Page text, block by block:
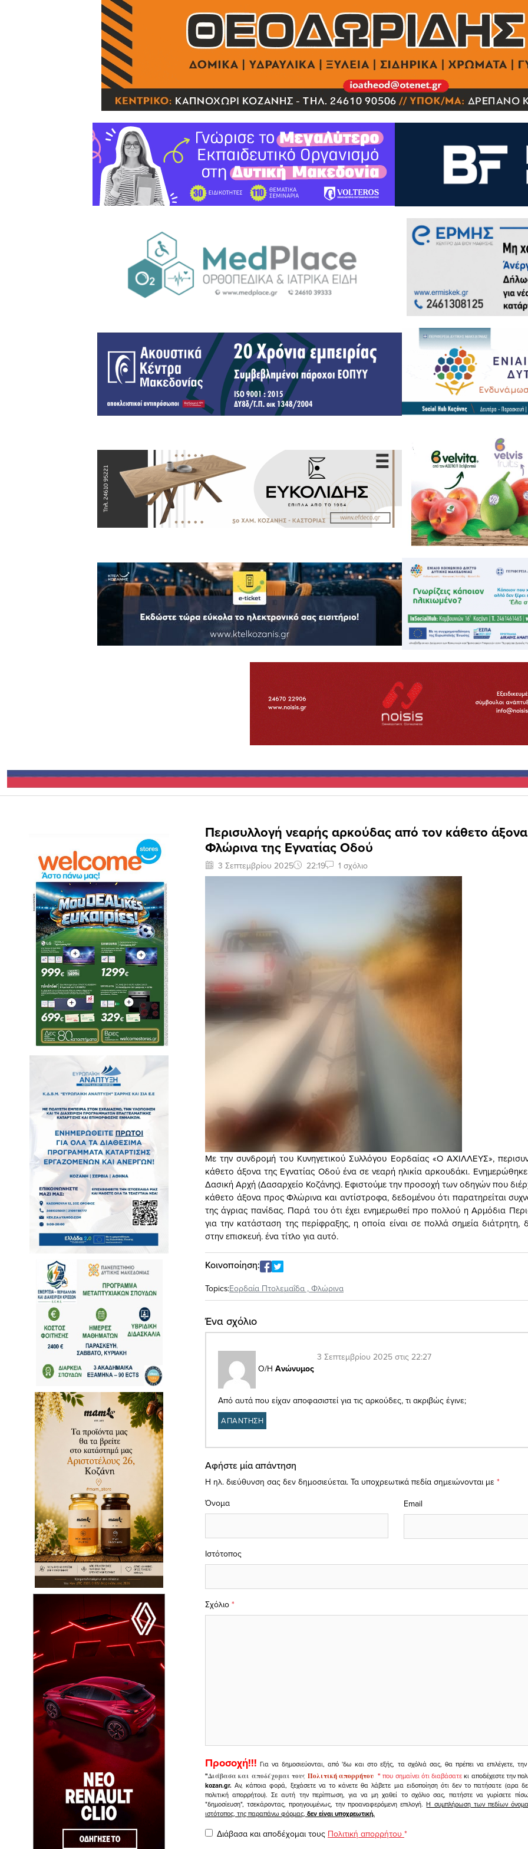
Περισυλλογή νεαρής αρκούδας από τον κάθετο
Φλώρινα της Εγνατίας Οδού
3 Σεπτεμβρίου 2025 22:19 1 σχόλιο
Με την συνδρομή του Κυνηγετικού Συλλόγου Εορδαίας «Ο ΑΧΙΛΛΕΥΣ»,
κάθετο άξονα της Εγνατίας Οδού ένα σε νεαρή ηλικία αρκουδάκι.
Δασική Αρχή (Δασαρχείο Κοζάνης). Εφιστούμε την προσοχή των οδηγών που
κάθετο άξονα προς Φλώρινα και αντίστροφα, δεδομένου ότι παρατηρείται
της άγριας πανίδας. Παρά του ότι έχει ενημερωθεί προ πολλού η Αρμόδια
για την κατάσταση της περίφραξης, η οποία είναι σε πολλά σημεία διάτρητη,
στην επισκευή. ένα τίτλο για αυτό.
Κοινοποίηση:
Topics:Εορδαία Πτολεμαΐδα , Φλώρινα
Ένα σχόλιο
Ο/Η Ανώνυμος
3 Σεπτεμβρίου 2025 στις 22:27
Από αυτά που είχαν αποφασιστεί για τις αρκούδες, τι ακριβώς έγινε;
ΑΠΑΝΤΗΣΗ
Αφήστε μία απάντηση
Η ηλ. διεύθυνση σας δεν δημοσιεύεται. Τα υποχρεωτικά πεδία σημειώνονται με *
Σχόλιο *
Όνομα Email
Ιστότοπος
Προσοχή!!! Για να δημοσιεύονται, από 'δω και στο εξής, τα σχόλιά σας, θα πρέπει να επιλέγετε,
"Διάβασα και αποδέχομαι τουςΠολιτική απορρήτου " που σημαίνει ότι διαβάσατεκι αποδέχεστε την
kozan.gr. Αν, κάποια φορά, ξεχάσετε να το κάνετε θα λάβετε μια ειδοποίηση ότι δεν το πατήσατε (αρα
πολιτική απορρήτου). Σε αυτή την περίπτωση, για να μη χαθεί το σχόλιο σας, πατήστε να γυρίσετε
"δημοσίευση", τσεκάροντας, προηγουμένως, την προαναφερόμενη επιλογή.Η συμπλήρωση των πεδίων
ιστότοπος, της παραπάνω φόρμας, δεν είναι υποχρεωτική.
Διάβασα και αποδέχομαι τους Πολιτική απορρήτου *